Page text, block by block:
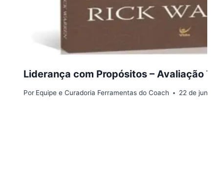
Liderança com Propósitos – Avaliação
Por Equipe e Curadoria Ferramentas do Coach 22 de junho